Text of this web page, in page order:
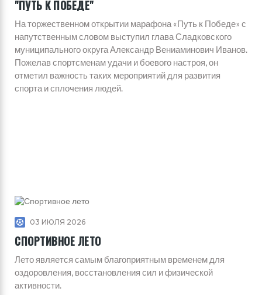
"ПУТЬ К ПОБЕДЕ"
На торжественном открытии марафона «Путь к Победе» с
напутственным словом выступил глава Сладковского
муниципального округа Александр Вениаминович Иванов.
Пожелав спортсменам удачи и боевого настроя, он
отметил важность таких мероприятий для развития
спорта и сплочения людей.
03 ИЮЛЯ 2026
СПОРТИВНОЕ ЛЕТО
Лето является самым благоприятным временем для
оздоровления, восстановления сил и физической
активности.